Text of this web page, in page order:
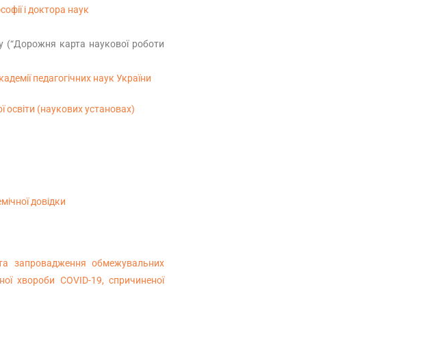
і доктора наук
(“Дорожня карта наукової роботи
педагогічних наук України
освіти (наукових установах)
довідки
запровадження обмежувальних
хвороби COVID-19, спричиненої